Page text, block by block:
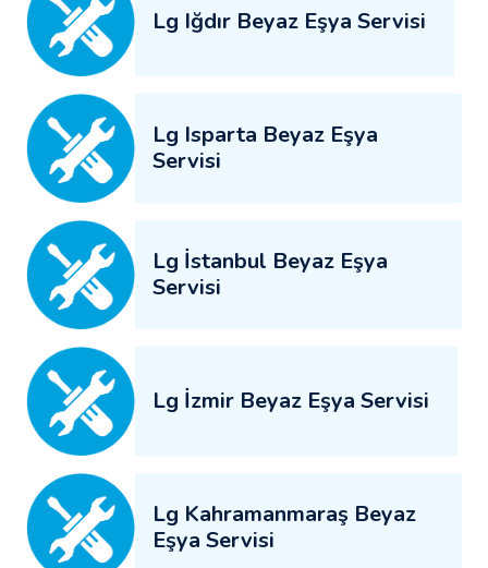
Lg Iğdır Beyaz Eşya Servisi
Lg Isparta Beyaz Eşya
Servisi
Lg İstanbul Beyaz Eşya
Servisi
Lg İzmir Beyaz Eşya Servisi
Lg Kahramanmaraş Beyaz
Eşya Servisi